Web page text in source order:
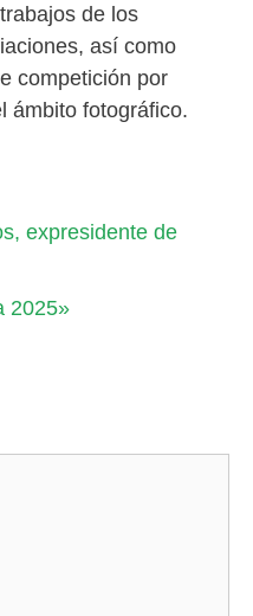
de los
así como
competición por
ámbito fotográfico.
expresidente de
2025»